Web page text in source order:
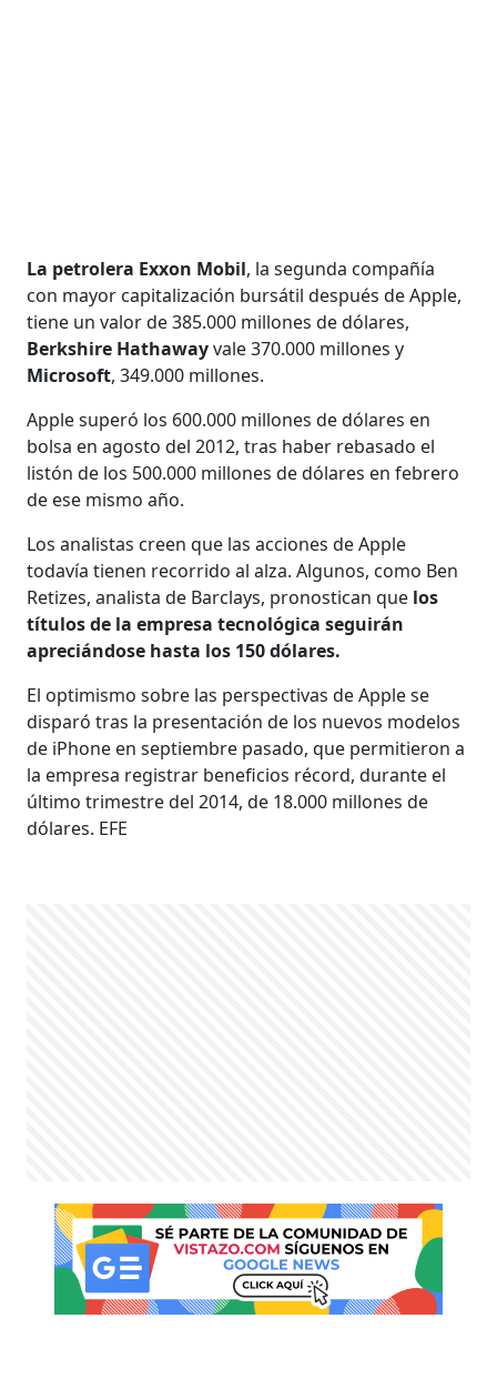
La petrolera Exxon Mobil, la segunda compañía
con mayor capitalización bursátil después de Apple,
tiene un valor de 385.000 millones de dólares,
Berkshire Hathawayvale 370.000 millones y
Microsoft, 349.000 millones.
Apple superó los 600.000 millones de dólares en
bolsa en agosto del 2012, tras haber rebasado el
listón de los 500.000 millones de dólares en febrero
de ese mismo año.
Los analistas creen que las acciones de Apple
todavía tienen recorrido al alza. Algunos, como Ben
Retizes, analista de Barclays, pronostican que los
títulos de la empresa tecnológica seguirán
apreciándose hasta los 150 dólares.
El optimismo sobre las perspectivas de Apple se
disparó tras la presentación de los nuevos modelos
de iPhone en septiembre pasado, que permitieron a
la empresa registrar beneficios récord, durante el
último trimestre del 2014, de 18.000 millones de
dólares. EFE